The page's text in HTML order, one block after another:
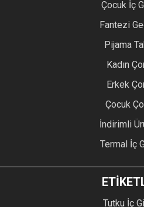
Çocuk İç
Fantezi
Pijama
Kadın
Erkek
Çocuk
İndirimli
Termal İç
Tutku İç